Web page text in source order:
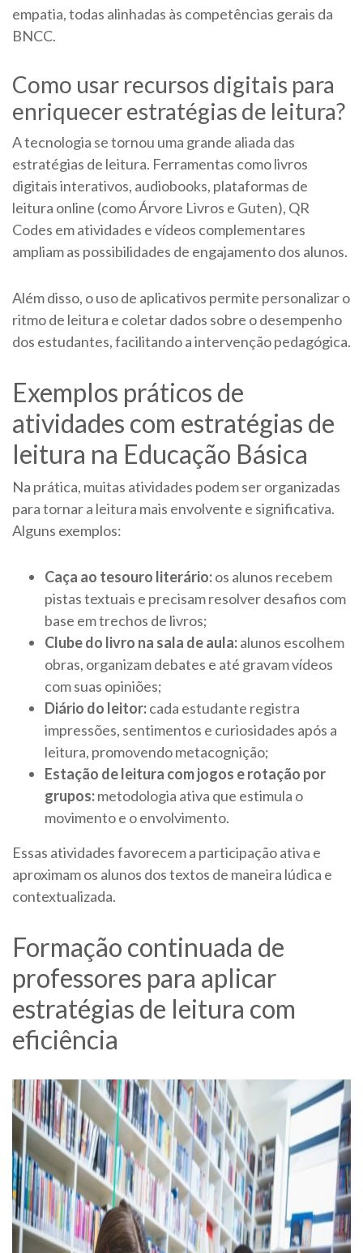
empatia, todas alinhadas às competências gerais da
BNCC.
Como usar recursos digitais para
enriquecer estratégias de leitura?
A tecnologia se tornou uma grande aliada das
estratégias de leitura. Ferramentas como livros
digitais interativos, audiobooks, plataformas de
leitura online (como Árvore Livros e Guten), QR
Codes em atividades e vídeos complementares
ampliam as possibilidades de engajamento dos alunos.
Além disso, o uso de aplicativos permite personalizar o
ritmo de leitura e coletar dados sobre o desempenho
dos estudantes, facilitando a intervenção pedagógica.
Exemplos práticos de
atividades com estratégias de
leitura na Educação Básica
Na prática, muitas atividades podem ser organizadas
para tornar a leitura mais envolvente e significativa.
Alguns exemplos:
Caça ao tesouro literário:os alunos recebem
pistas textuais e precisam resolver desafios com
base em trechos de livros;
Clube do livro na sala de aula:alunos escolhem
obras, organizam debates e até gravam vídeos
com suas opiniões;
Diário do leitor:cada estudante registra
impressões, sentimentos e curiosidades após a
leitura, promovendo metacognição;
Estação de leitura com jogos e rotação por
grupos:metodologia ativa que estimula o
movimento e o envolvimento.
Essas atividades favorecem a participação ativa e
aproximam os alunos dos textos de maneira lúdica e
contextualizada.
Formação continuada de
professores para aplicar
estratégias de leitura com
eficiência